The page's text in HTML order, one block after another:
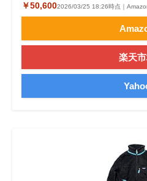
￥50,6002026/03/25 18:26時点｜
楽天